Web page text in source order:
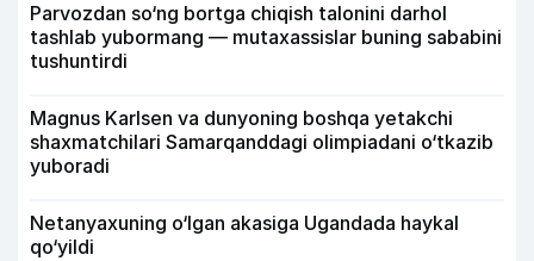
Parvozdan so‘ng bortga chiqish talonini darhol
tashlab yubormang — mutaxassislar buning sababini
tushuntirdi
Magnus Karlsen va dunyoning boshqa yetakchi
shaxmatchilari Samarqanddagi olimpiadani o‘tkazib
yuboradi
Netanyaxuning o‘lgan akasiga Ugandada haykal
qo‘yildi